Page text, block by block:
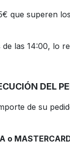
que superen
de las 14:00, lo
DEL
de su
o